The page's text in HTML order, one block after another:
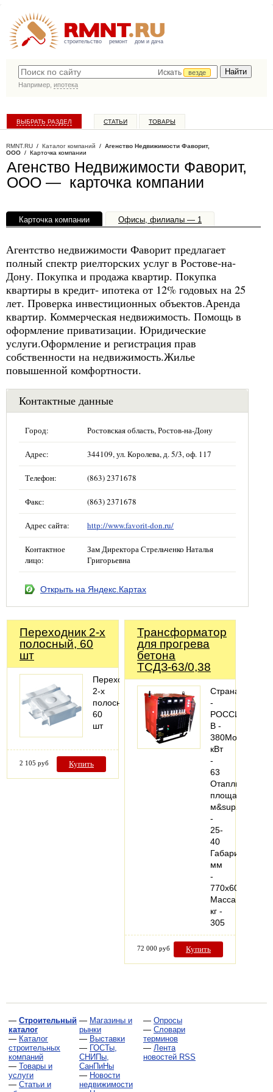
строительство ремонт дом и дача
Искать
везде
Например, ипотека
ВЫБРАТЬ РАЗДЕЛ СТАТЬИ ТОВАРЫ
RMNT.RU / Каталог компаний / Агенство Недвижимости Фаворит,
ООО / Карточка компании
Агенство Недвижимости Фаворит,
ООО — карточка компании
Карточка компании Офисы, филиалы — 1
Агентство недвижимости Фаворит предлагает
полный спектр риелторских услуг в Ростове-на-
Дону. Покупка и продажа квартир. Покупка
квартиры в кредит- ипотека от 12% годовых на 25
лет. Проверка инвестиционных объектов.Аренда
квартир. Коммерческая недвижимость. Помощь в
оформление приватизации. Юридические
услуги.Оформление и регистрация прав
собственности на недвижимость.Жилье
повышенной комфортности.
Контактные данные
Город: Ростовская область, Ростов-на-Дону
Адрес: 344109, ул. Королева, д. 5/3, оф. 117
Телефон: (863) 2371678
Факс: (863) 2371678
Адрес сайта: http://www.favorit-don.ru/
Контактное
лицо:
Зам Директора Стрельченко Наталья
Григорьевна
Открыть на Яндекс.Картах
Переходник 2-х
полосный, 60
шт
Переходник
2-х
полосный,
60
шт
2 105 руб Купить
Трансформатор
для прогрева
бетона
ТСДЗ-63/0,38
Страна
-
В -
380Мощность,
кВт
-
63
Отапливаемая
площадь,
м&sup2;
-
25-
40
Габариты,
мм
-
770x600x940
Масса,
кг -
305
72 000 руб Купить
— Строительный
каталог
— Каталог
строительных
компаний
— Товары и
услуги
— Статьи и
— Магазины и
рынки
— Выставки
— ГОСТы,
СНИПы,
СанПиНы
— Новости
недвижимости
— Опросы
— Словари
терминов
— Лента
новостей RSS